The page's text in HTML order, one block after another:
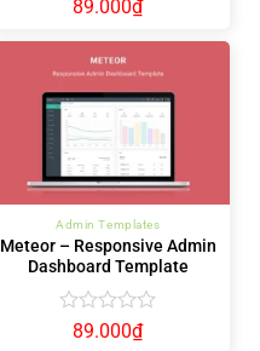
Được
hạng
5
sao
89.000₫
Admin Templates
Meteor – Responsive Admin
Dashboard Template
Được
89.000₫